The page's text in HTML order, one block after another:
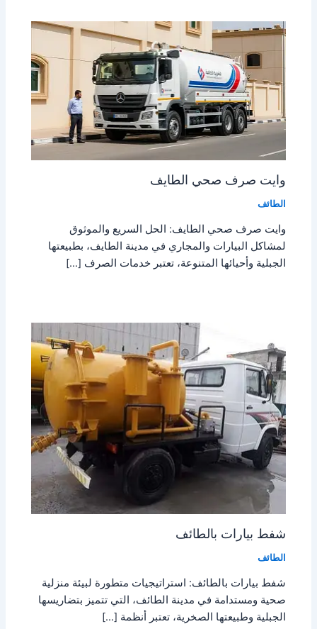
وايت صرف صحي الطايف
الطائف
وايت صرف صحي الطايف: الحل السريع والموثوق
لمشاكل البيارات والمجاري في مدينة الطايف، بطبيعتها
الجبلية وأحيائها المتنوعة، تعتبر خدمات الصرف […]
شفط بيارات بالطائف
الطائف
شفط بيارات بالطائف: استراتيجيات متطورة لبيئة منزلية
صحية ومستدامة في مدينة الطائف، التي تتميز بتضاريسها
الجبلية وطبيعتها الصخرية، تعتبر أنظمة […]